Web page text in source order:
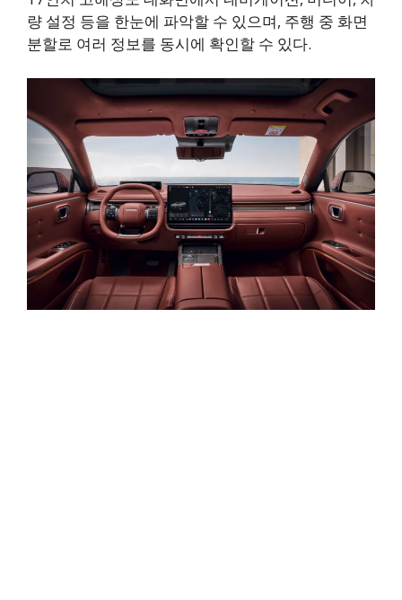
량 설정 등을 한눈에 파악할 수 있으며, 주행 중 화면
분할로 여러 정보를 동시에 확인할 수 있다.